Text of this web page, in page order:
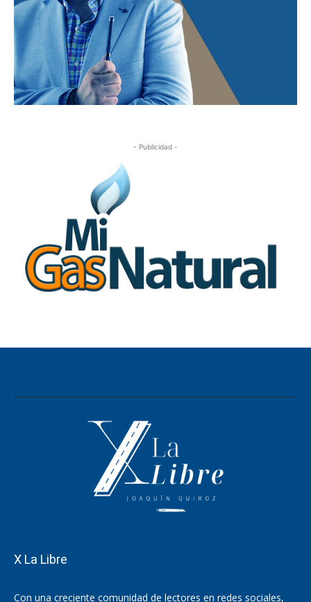
X La Libre
Con una creciente comunidad de lectores en redes sociales,